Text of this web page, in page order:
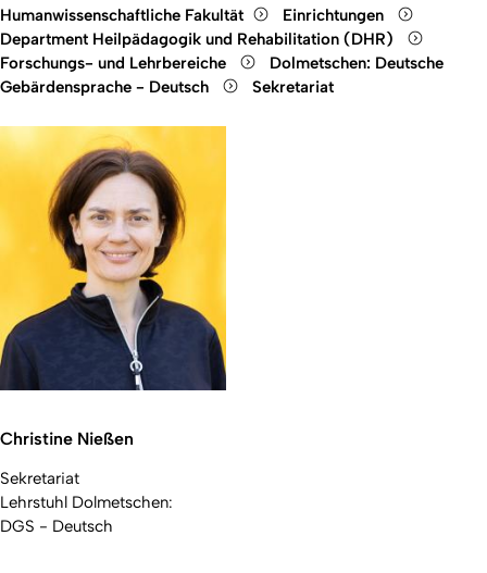
Humanwissenschaftliche Fakultät
Einrichtungen
Department Heilpädagogik und Rehabilitation (DHR)
Forschungs- und Lehrbereiche
Dolmetschen: Deutsche
Gebärdensprache - Deutsch
Sekretariat
Christine Nießen
Sekretariat
Lehrstuhl Dolmetschen:
DGS - Deutsch